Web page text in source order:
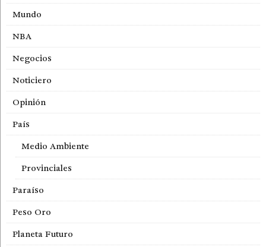
Mundo
NBA
Negocios
Noticiero
Opinión
País
Medio Ambiente
Provinciales
Paraíso
Peso Oro
Planeta Futuro